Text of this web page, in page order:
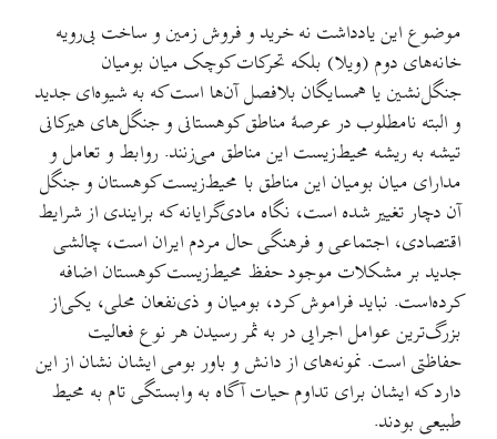
موضوع این یادداشت نه خرید و فروش زمین و ساخت بی‌رویه
خانه‌های دوم (ویلا) بلکه تحرکات کوچک میان بومیان
جنگل‌نشین یا همسایگان بلافصل آن‌ها است که به شیوه‌ای جدید
و البته نامطلوب در عرصۀ مناطق کوهستانی و جنگل‌های هیرکانی
تیشه به ریشه محیط‌زیست این مناطق می‌زنند. روابط و تعامل و
مدارای میان بومیان این مناطق با محیط‌زیست کوهستان و جنگل
آن دچار تغییر شده‌ است، نگاه مادی‌گرایانه که برایندی از شرایط
اقتصادی، اجتماعی و فرهنگی حال مردم ایران است، چالشی
جدید بر مشکلات موجود حفظ محیط‌زیست کوهستان اضافه
کرده‌است. نباید فراموش کرد، بومیان و ذی‌نفعان محلی، یکی‌از
بزرگ‌ترین عوامل اجرایی در به ثمر رسیدن هر نوع فعالیت
حفاظتی است. نمونه‌های از دانش و باور بومی ایشان نشان از این
دارد که ایشان برای تداوم حیات آگاه به وابستگی تام به محیط
طبیعی بودند.